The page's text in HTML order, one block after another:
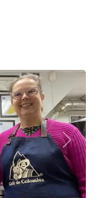
Next